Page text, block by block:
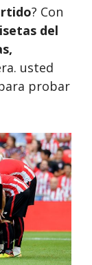
? Con
del
usted
probar